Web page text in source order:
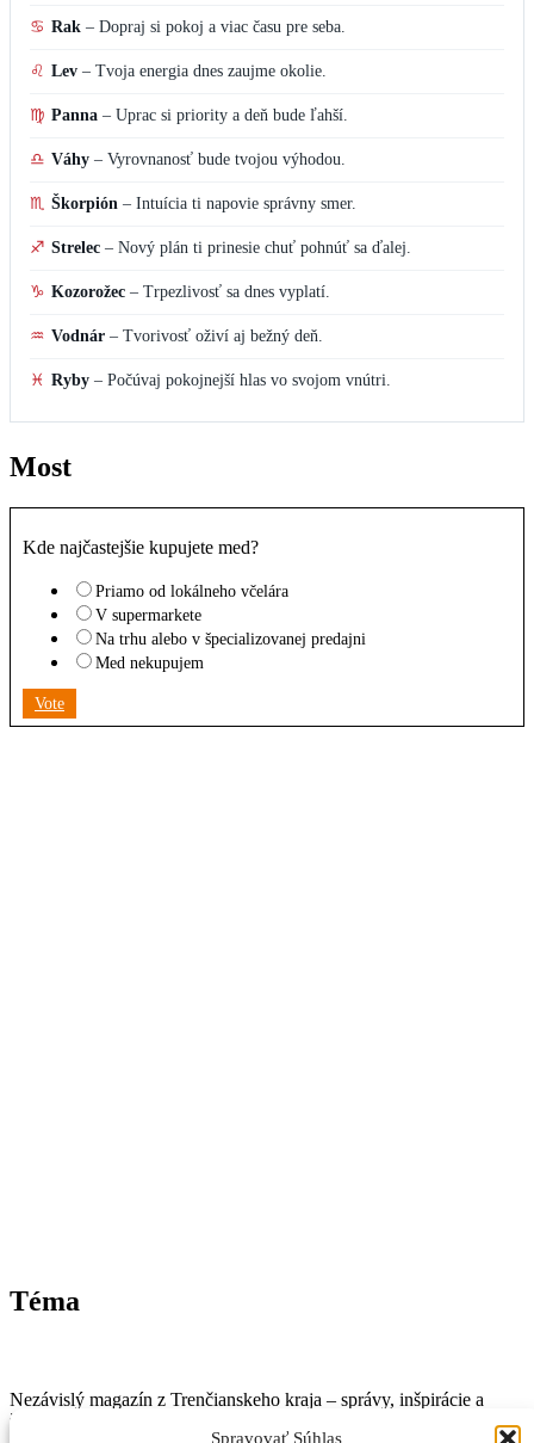
Spravovať Súhlas
♋ Rak – Dopraj si pokoj a viac času pre seba.
♌ Lev – Tvoja energia dnes zaujme okolie.
♍ Panna – Uprac si priority a deň bude ľahší.
♎ Váhy – Vyrovnanosť bude tvojou výhodou.
♏ Škorpión – Intuícia ti napovie správny smer.
♐ Strelec – Nový plán ti prinesie chuť pohnúť sa ďalej.
♑ Kozorožec – Trpezlivosť sa dnes vyplatí.
♒ Vodnár – Tvorivosť oživí aj bežný deň.
♓ Ryby – Počúvaj pokojnejší hlas vo svojom vnútri.
Most
Kde najčastejšie kupujete med?
Priamo od lokálneho včelára
V supermarkete
Na trhu alebo v špecializovanej predajni
Med nekupujem
Vote
Téma
Nezávislý magazín z Trenčianskeho kraja – správy, inšpirácie a
život v regióne.